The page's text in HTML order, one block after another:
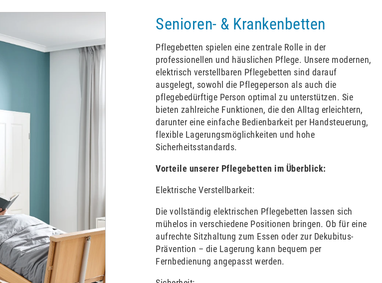
Senioren- & Krankenbetten
Pflegebetten spielen eine zentrale Rolle in der
professionellen und häuslichen Pflege. Unsere modernen,
elektrisch verstellbaren Pflegebetten sind darauf
ausgelegt, sowohl die Pflegeperson als auch die
pflegebedürftige Person optimal zu unterstützen. Sie
bieten zahlreiche Funktionen, die den Alltag erleichtern,
darunter eine einfache Bedienbarkeit per Handsteuerung,
flexible Lagerungsmöglichkeiten und hohe
Sicherheitsstandards.
Vorteile unserer Pflegebetten im Überblick:
Elektrische Verstellbarkeit:
Die vollständig elektrischen Pflegebetten lassen sich
mühelos in verschiedene Positionen bringen. Ob für eine
aufrechte Sitzhaltung zum Essen oder zur Dekubitus-
Prävention – die Lagerung kann bequem per
Fernbedienung angepasst werden.